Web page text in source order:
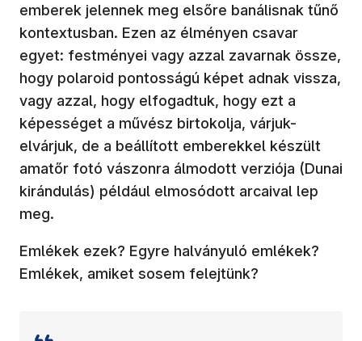
emberek jelennek meg elsőre banálisnak tűnő
kontextusban. Ezen az élményen csavar
egyet: festményei vagy azzal zavarnak össze,
hogy polaroid pontosságú képet adnak vissza,
vagy azzal, hogy elfogadtuk, hogy ezt a
képességet a művész birtokolja, várjuk-
elvárjuk, de a beállított emberekkel készült
amatőr fotó vászonra álmodott verziója (Dunai
kirándulás) például elmosódott arcaival lep
meg.
Emlékek ezek? Egyre halványuló emlékek?
Emlékek, amiket sosem felejtünk?